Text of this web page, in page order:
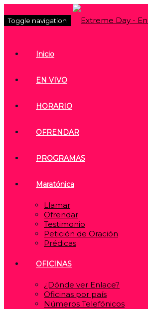
Toggle navigation
Inicio
EN VIVO
HORARIO
OFRENDAR
PROGRAMAS
Maratónica
Llamar
Ofrendar
Testimonio
Petición de Oración
Prédicas
OFICINAS
¿Dónde ver Enlace?
Oficinas por país
Números Telefónicos